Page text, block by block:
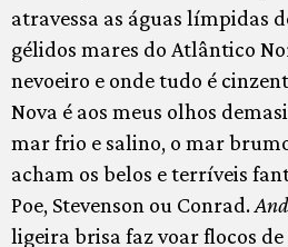
atravessa as águas límpidas
gélidos mares do Atlântico
nevoeiro e onde tudo é
Nova é aos meus olhos
mar frio e salino, o mar
acham os belos e terríveis
Poe, Stevenson ou Conrad.
ligeira brisa faz voar flocos de